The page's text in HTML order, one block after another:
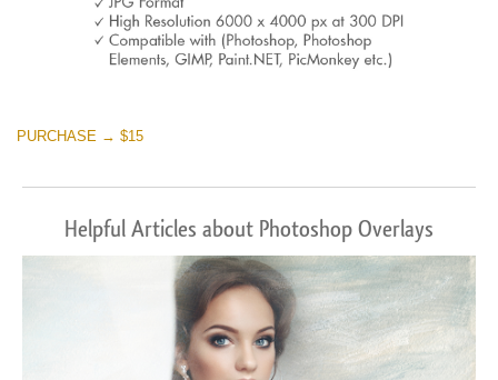
PURCHASE → $15
Helpful Articles about Photoshop Overlays